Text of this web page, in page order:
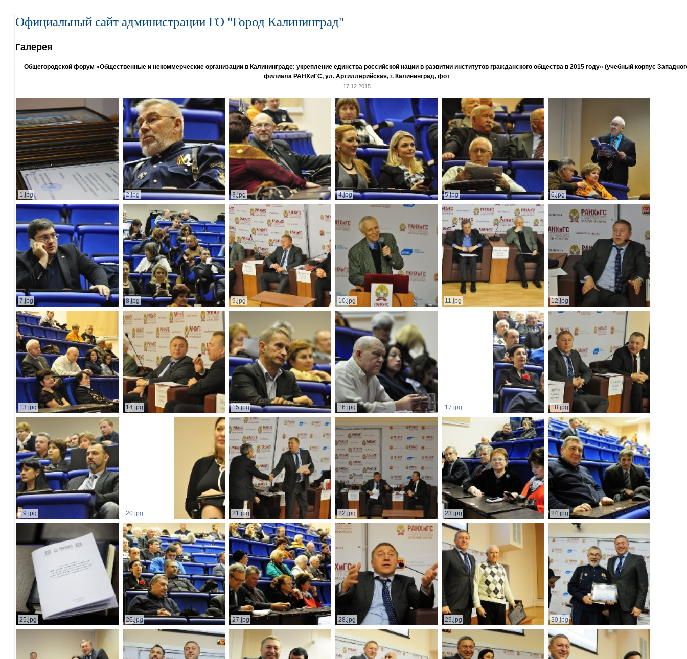
Официальный сайт администрации ГО "Город Калининград"
Галерея
Общегородской форум «Общественные и некоммерческие организации в Калининграде: укрепление единства российской нации в развитии институтов гражданского общества в 2015 году» (учебный корпус
филиала РАНХиГС, ул. Артиллерийская, г. Калининград, фот
17.12.2015
1.jpg 2.jpg 3.jpg 4.jpg 5.jpg 6.jpg
7.jpg 8.jpg 9.jpg 10.jpg 11.jpg 12.jpg
13.jpg 14.jpg 15.jpg 16.jpg 17.jpg 18.jpg
19.jpg 20.jpg 21.jpg 22.jpg 23.jpg 24.jpg
25.jpg 26.jpg 27.jpg 28.jpg 29.jpg 30.jpg